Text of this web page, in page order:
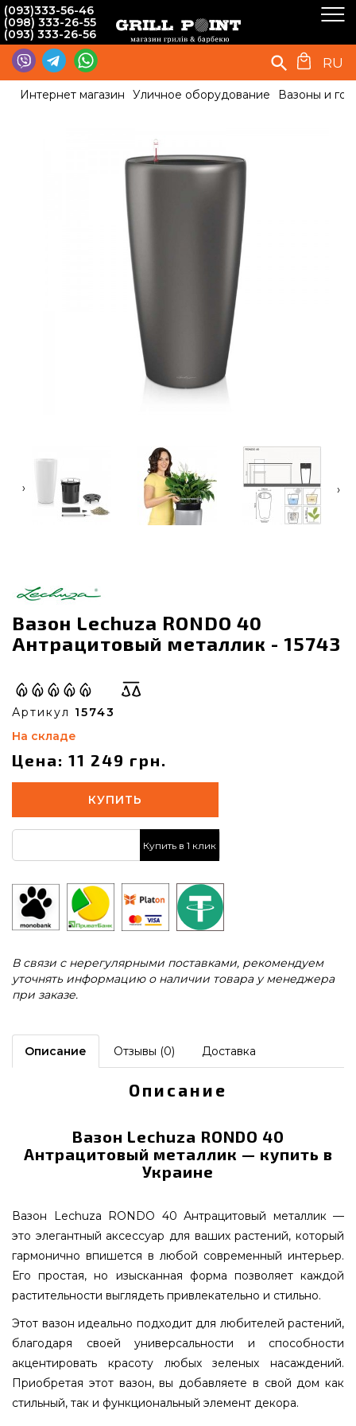
(093)333-56-46
(098) 333-26-55
(093) 333-26-56
RU
Интернет магазин Уличное оборудование Вазоны и
‹ ›
Вазон Lechuza RONDO 40
Антрацитовый металлик - 15743
Артикул 15743
На складе
Цена: 11 249 грн.
КУПИТЬ
Купить в 1 клик
В связи с нерегулярными поставками, рекомендуем
уточнять информацию о наличии товара у менеджера
при заказе.
Описание Отзывы (0) Доставка
Описание
Вазон Lechuza RONDO 40
Антрацитовый металлик — купить в
Украине
Вазон Lechuza RONDO 40 Антрацитовый металлик —
это элегантный аксессуар для ваших растений, который
гармонично впишется в любой современный интерьер.
Его простая, но изысканная форма позволяет каждой
растительности выглядеть привлекательно и стильно.
Этот вазон идеально подходит для любителей растений,
благодаря своей универсальности и способности
акцентировать красоту любых зеленых насаждений.
Приобретая этот вазон, вы добавляете в свой дом как
стильный, так и функциональный элемент декора.